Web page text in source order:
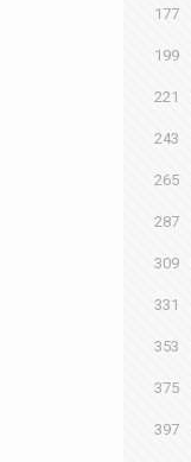
177
199
221
243
265
287
309
331
353
375
397